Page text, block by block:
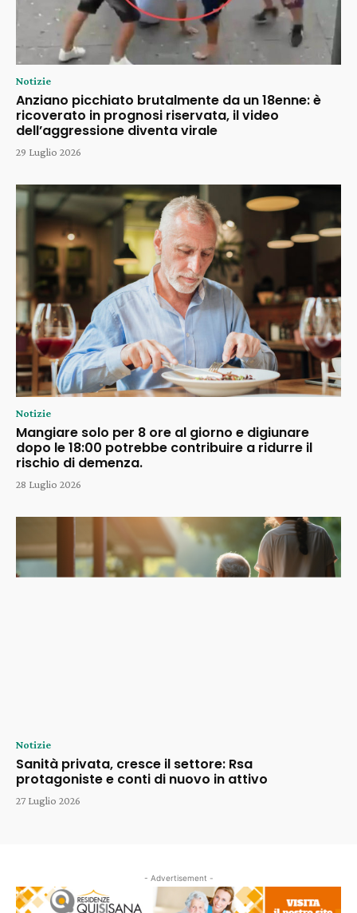
Notizie
Anziano picchiato brutalmente da un 18enne: è
ricoverato in prognosi riservata, il video
dell’aggressione diventa virale
29 Luglio 2026
Notizie
Mangiare solo per 8 ore al giorno e digiunare
dopo le 18:00 potrebbe contribuire a ridurre il
rischio di demenza.
28 Luglio 2026
Notizie
Sanità privata, cresce il settore: Rsa
protagoniste e conti di nuovo in attivo
27 Luglio 2026
- Advertisement -